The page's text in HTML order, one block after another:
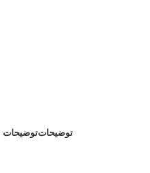
توضیحاتتوضیحات